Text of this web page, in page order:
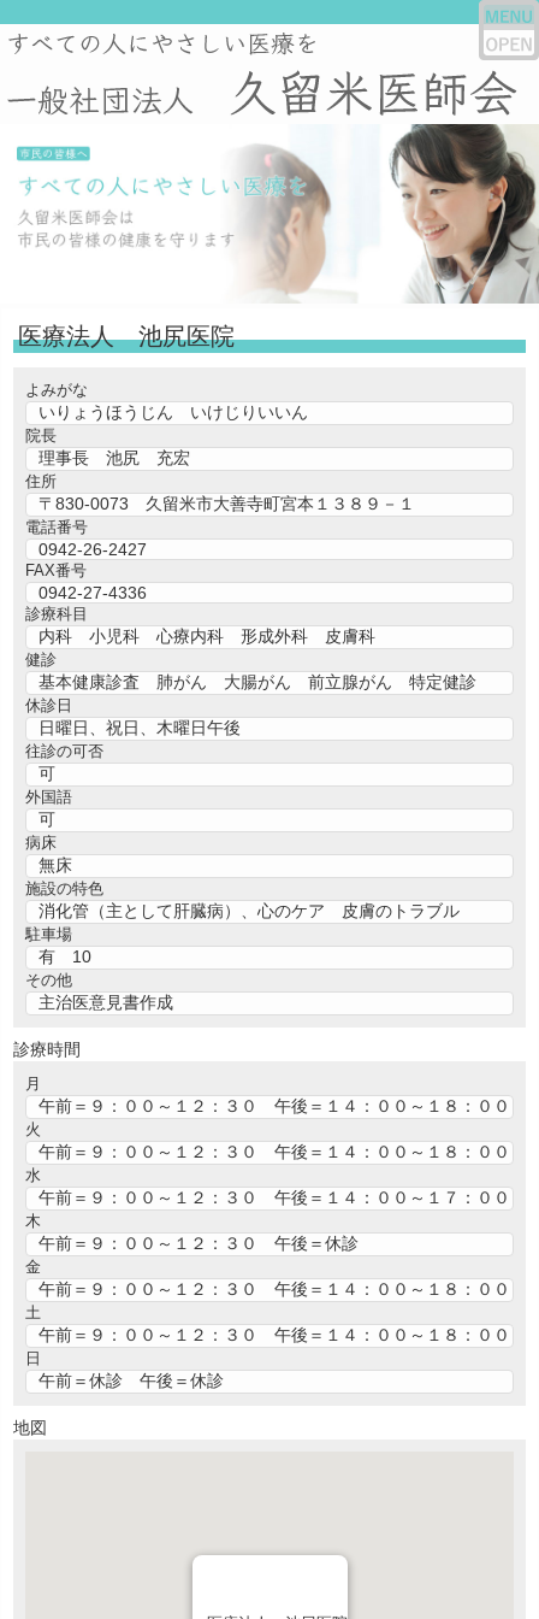
医療法人 池尻医院
よみがな
いりょうほうじん いけじりいいん
院長
理事長 池尻 充宏
住所
〒830-0073 久留米市大善寺町宮本１３８９－１
電話番号
0942-26-2427
FAX番号
0942-27-4336
診療科目
内科 小児科 心療内科 形成外科 皮膚科
健診
基本健康診査 肺がん 大腸がん 前立腺がん 特定健診
休診日
日曜日、祝日、木曜日午後
往診の可否
可
外国語
可
病床
無床
施設の特色
消化管（主として肝臓病）、心のケア 皮膚のトラブル
駐車場
有 10
その他
主治医意見書作成
診療時間
月
午前＝９：００～１２：３０ 午後＝１４：００～１８：００
火
午前＝９：００～１２：３０ 午後＝１４：００～１８：００
水
午前＝９：００～１２：３０ 午後＝１４：００～１７：００
木
午前＝９：００～１２：３０ 午後＝休診
金
午前＝９：００～１２：３０ 午後＝１４：００～１８：００
土
午前＝９：００～１２：３０ 午後＝１４：００～１８：００
日
午前＝休診 午後＝休診
地図